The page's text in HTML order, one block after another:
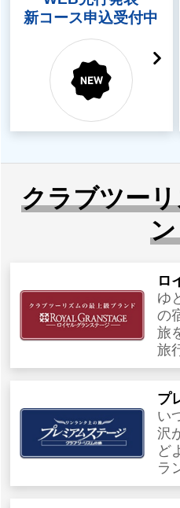
新コース申込受付中
クラブツー
ロ
ゆ
の
旅
旅
プ
い
沢
ど
ラ